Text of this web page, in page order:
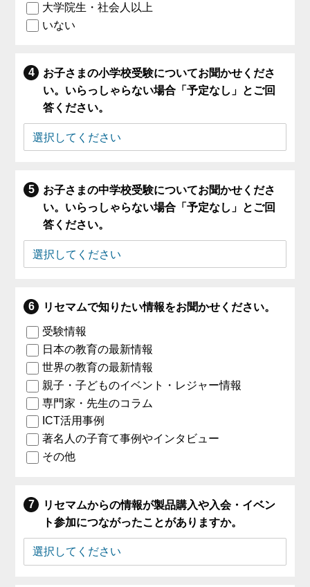
大学院生・社会人以上
いない
お子さまの小学校受験についてお聞かせくださ
い。いらっしゃらない場合「予定なし」とご回
答ください。
お子さまの中学校受験についてお聞かせくださ
い。いらっしゃらない場合「予定なし」とご回
答ください。
リセマムで知りたい情報をお聞かせください。
受験情報
日本の教育の最新情報
世界の教育の最新情報
親子・子どものイベント・レジャー情報
専門家・先生のコラム
ICT活用事例
著名人の子育て事例やインタビュー
その他
リセマムからの情報が製品購入や入会・イベン
ト参加につながったことがありますか。